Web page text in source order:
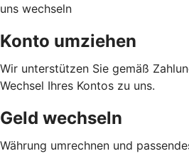
uns wechseln
Konto umziehen
Wir unterstützen Sie gemäß
Wechsel Ihres Kontos zu uns.
Geld wechseln
Währung umrechnen und